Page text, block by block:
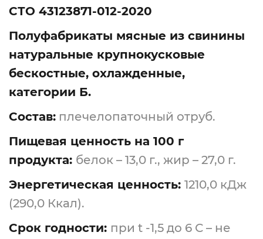
СТО 43123871-012-2020
Полуфабрикаты мясные из свинины
натуральные крупнокусковые
бескостные, охлажденные,
категории Б.
Состав: плечелопаточный отруб.
Пищевая ценность на 100 г
продукта: белок – 13,0 г., жир – 27,0 г.
Энергетическая ценность: 1210,0 кДж
(290,0 Ккал).
Срок годности: при t -1,5 до 6 С – не